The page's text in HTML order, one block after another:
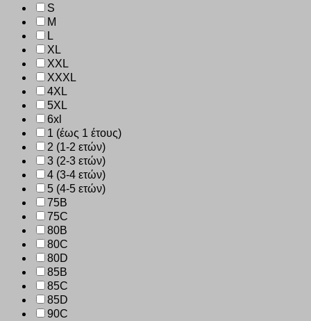
S
M
L
XL
XXL
XXXL
4XL
5XL
6xl
1 (έως 1 έτους)
2 (1-2 ετών)
3 (2-3 ετών)
4 (3-4 ετών)
5 (4-5 ετών)
75B
75C
80B
80C
80D
85B
85C
85D
90C